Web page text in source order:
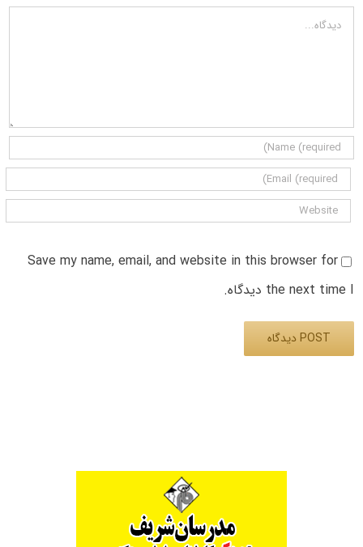
دیدگاه
Save my name, email, and website in this browser for
the next time I دیدگاه.